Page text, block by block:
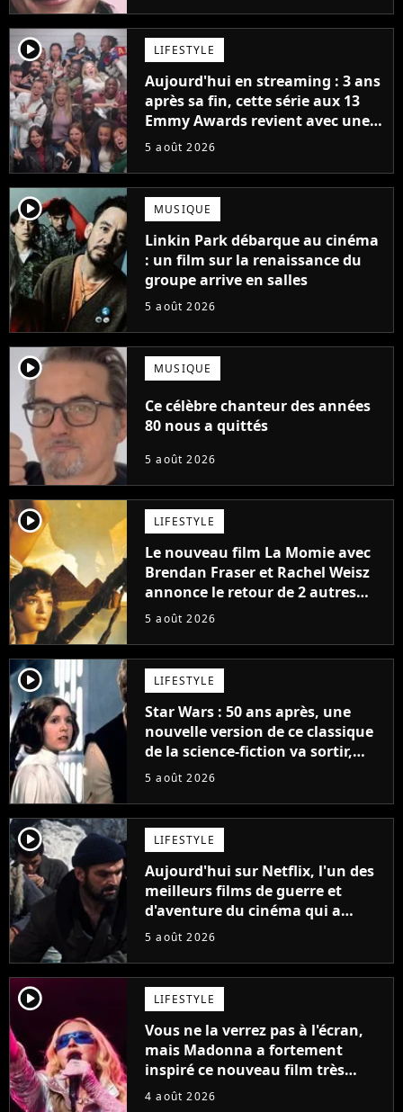
player2 LIFESTYLE
Aujourd'hui en streaming : 3 ans
après sa fin, cette série aux 13
Emmy Awards revient avec une
suite... totalement différente
5 août 2026
player2 MUSIQUE
Linkin Park débarque au cinéma
: un film sur la renaissance du
groupe arrive en salles
5 août 2026
player2 MUSIQUE
Ce célèbre chanteur des années
80 nous a quittés
5 août 2026
player2 LIFESTYLE
Le nouveau film La Momie avec
Brendan Fraser et Rachel Weisz
annonce le retour de 2 autres
personnages emblématiques de
5 août 2026
player2 LIFESTYLE
Star Wars : 50 ans après, une
nouvelle version de ce classique
de la science-fiction va sortir,
mais on ne la verra jamais en
5 août 2026
player2 LIFESTYLE
Aujourd'hui sur Netflix, l'un des
meilleurs films de guerre et
d'aventure du cinéma qui a
connu un succès retentissant à
5 août 2026
player2 LIFESTYLE
Vous ne la verrez pas à l'écran,
mais Madonna a fortement
inspiré ce nouveau film très
attendu
4 août 2026